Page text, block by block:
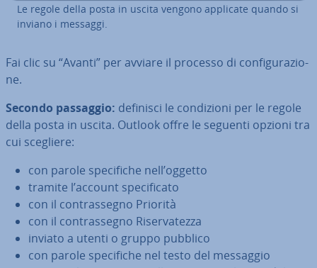
Le regole della posta in uscita vengono applicate quando si
inviano i messaggi.
Fai clic su “Avanti” per avviare il processo di con­fi­gu­ra­zio­
ne.
Secondo passaggio: definisci le con­di­zio­ni per le regole
della posta in uscita. Outlook offre le seguenti opzioni tra
cui scegliere:
con parole spe­ci­fi­che nell’oggetto
tramite l’account spe­ci­fi­ca­to
con il con­tras­se­gno Priorità
con il con­tras­se­gno Ri­ser­va­tez­za
inviato a utenti o gruppo pubblico
con parole spe­ci­fi­che nel testo del messaggio